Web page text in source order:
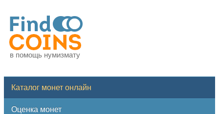
в помощь нумизмату
Каталог монет онлайн
Оценка монет